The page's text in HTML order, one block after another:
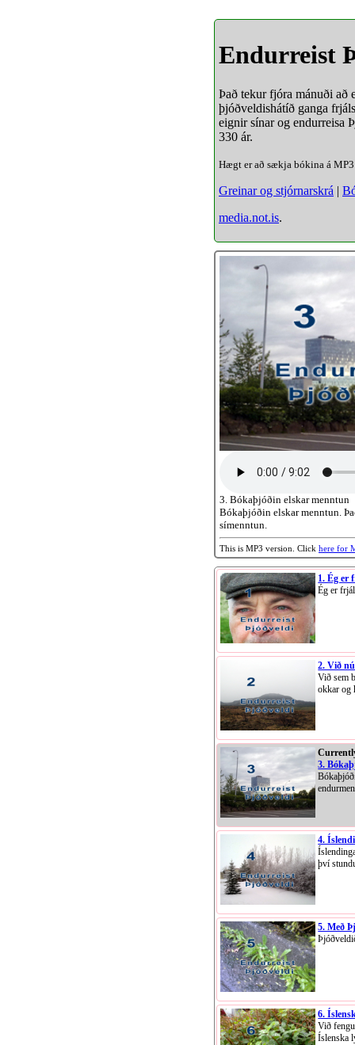
Endurreist
Það tekur fjóra mánuði að
þjóðveldishátíð ganga
eignir sínar og endurreisa
330 ár.
Hægt er að sækja bókina á
Greinar og stjórnarskrá |
media.not.is.
3. Bókaþjóðin elskar menntun
Bókaþjóðin elskar menntun.
símenntun.
This is MP3 version. Click here for
1. Ég er
Ég er
2. Við
Við sem
okkar og
3.
4.
því
5. Með
6.
Við
Íslenska